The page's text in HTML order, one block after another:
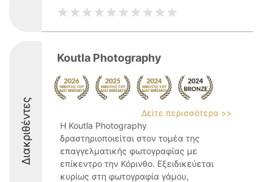
Διακριθέντες
Koutla Photography
Δείτε περισσότερα >>
Η Koutla Photography
δραστηριοποιείται στον τομέα της
επαγγελματικής φωτογραφίας με
επίκεντρο την Κόρινθο. Εξειδικεύεται
κυρίως στη φωτογραφία γάμου,